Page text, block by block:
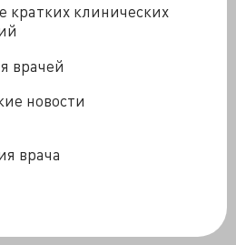
кратких клинических
врачей
новости
врача
колоректальный хирург-
с такими еще он успел
сделанное Collin et
х годах в Париже (из той же
да и только!